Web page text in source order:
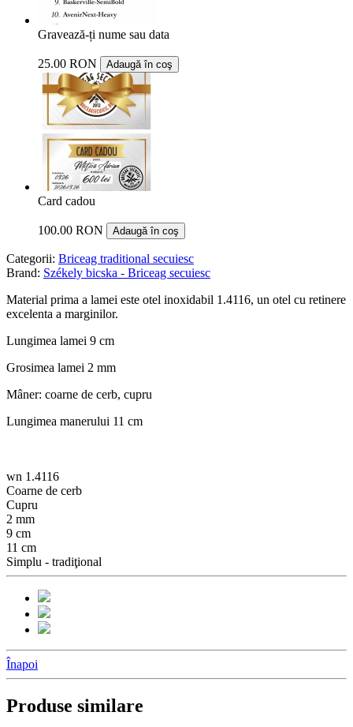
Gravează-ți nume sau data
25.00 RON Adaugă în coş
Card cadou
100.00 RON Adaugă în coş
Categorii: Briceag traditional secuiesc
Brand: Székely bicska - Briceag secuiesc
Material prima a lamei este otel inoxidabil 1.4116, un otel cu retinere
excelenta a marginilor.
Lungimea lamei 9 cm
Grosimea lamei 2 mm
Mâner: coarne de cerb, cupru
Lungimea manerului 11 cm
wn 1.4116
Coarne de cerb
Cupru
2 mm
9 cm
11 cm
Simplu - tradiţional
Înapoi
Produse similare